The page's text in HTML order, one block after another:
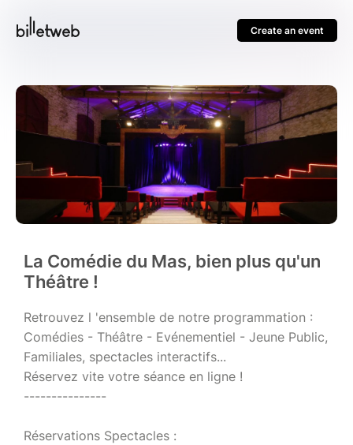
Create an event
La Comédie du Mas, bien plus qu'un
Théâtre !
Retrouvez l 'ensemble de notre programmation :
Comédies - Théâtre - Evénementiel - Jeune Public,
Familiales, spectacles interactifs...
Réservez vite votre séance en ligne !
---------------
Réservations Spectacles :